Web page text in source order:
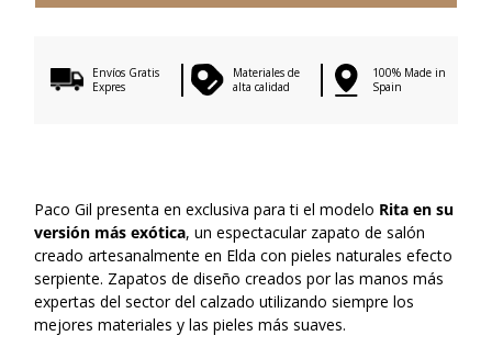
Envíos Gratis
Expres
Materiales de
alta calidad
100% Made in
Spain
Paco Gil presenta en exclusiva para ti el modelo Rita en su
versión más exótica, un espectacular zapato de salón
creado artesanalmente en Elda con pieles naturales efecto
serpiente. Zapatos de diseño creados por las manos más
expertas del sector del calzado utilizando siempre los
mejores materiales y las pieles más suaves.